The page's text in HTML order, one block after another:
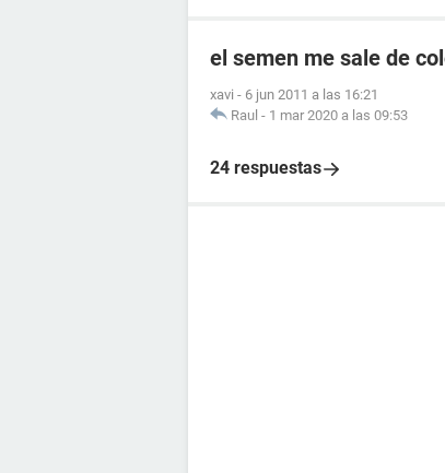
el semen me sale de
xavi - 6 jun 2011 a las 16:21
Raul - 1 mar 2020 a las 09:53
24 respuestas